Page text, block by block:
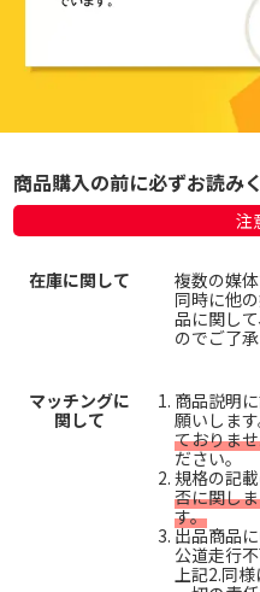
商品購入の前に必ずお読み
注
在庫に関して
複数の媒
同時に他
品に関し
のでご了承
マッチングに
関して
商品説明
願いします
ておりま
ださい。
規格の記載
否に関し
す。
出品商品
公道走行
上記2.同